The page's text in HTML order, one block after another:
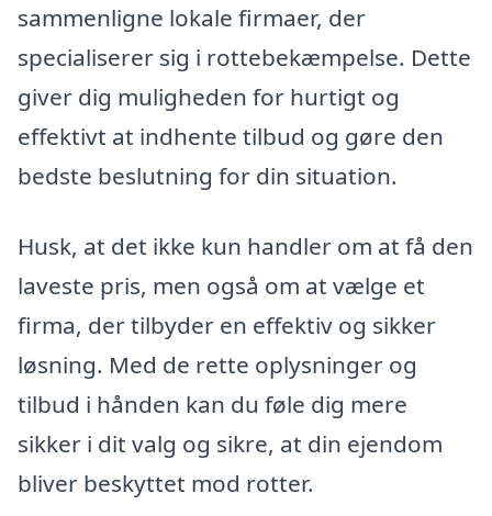
sammenligne lokale firmaer, der
specialiserer sig i rottebekæmpelse. Dette
giver dig muligheden for hurtigt og
effektivt at indhente tilbud og gøre den
bedste beslutning for din situation.
Husk, at det ikke kun handler om at få den
laveste pris, men også om at vælge et
firma, der tilbyder en effektiv og sikker
løsning. Med de rette oplysninger og
tilbud i hånden kan du føle dig mere
sikker i dit valg og sikre, at din ejendom
bliver beskyttet mod rotter.